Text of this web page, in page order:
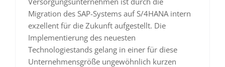
Migration des SAP-Systems auf S/4HANA intern
exzellent für die Zukunft aufgestellt. Die
Implementierung des neuesten
Technologiestands gelang in einer für diese
Unternehmensgröße ungewöhnlich kurzen